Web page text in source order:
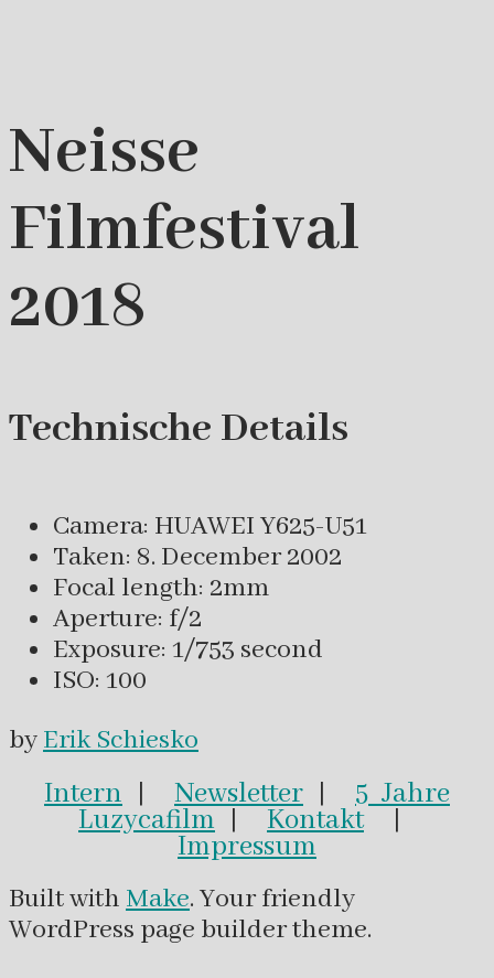
Neisse
Filmfestival
2018
Technische Details
Camera: HUAWEI Y625-U51
Taken: 8. December 2002
Focal length: 2mm
Aperture: f/2
Exposure: 1/753 second
ISO: 100
byErik Schiesko
Intern | Newsletter | 5 Jahre
Luzycafilm | Kontakt|
Impressum
Built withMake. Your friendly
WordPress page builder theme.